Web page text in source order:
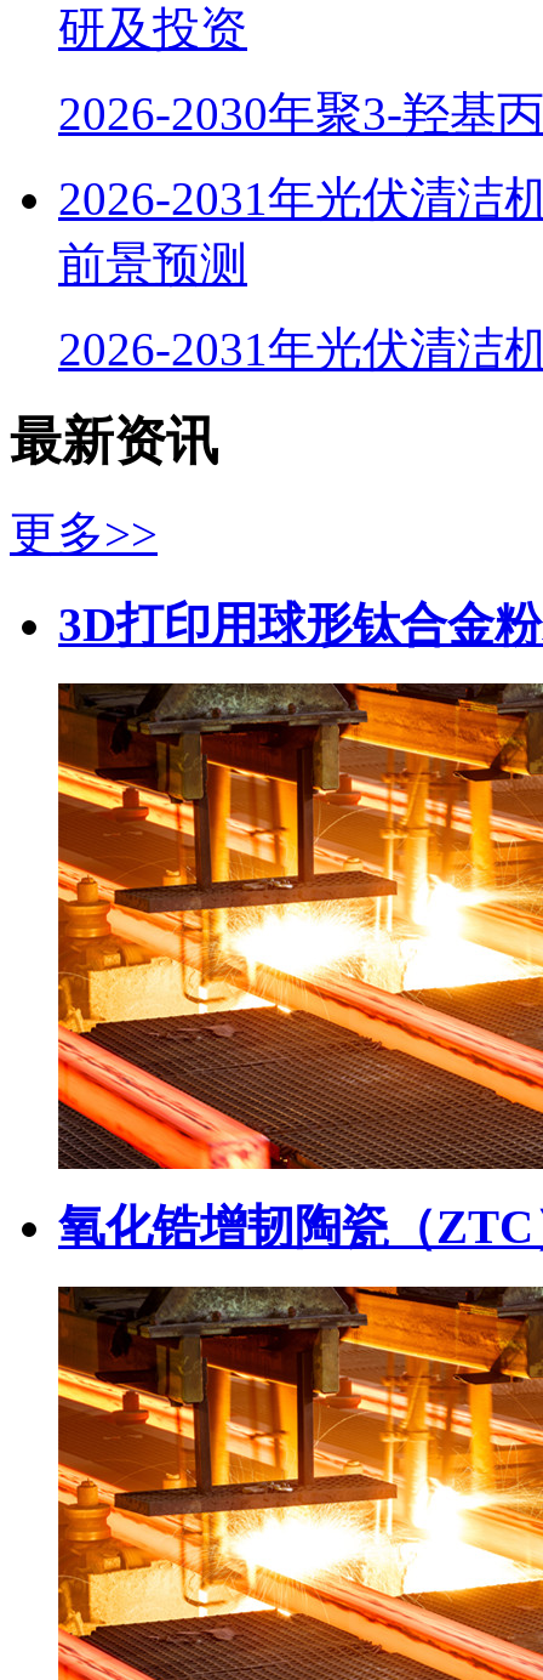
研及投资
2026-2030年聚3-羟基
2026-2031年光伏清洁
前景预测
2026-2031年光伏清洁
最新资讯
更多>>
3D打印用球形钛合金
氧化锆增韧陶瓷（